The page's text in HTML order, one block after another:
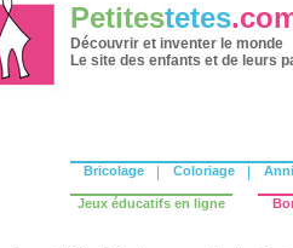
Petitestetes
Découvrir et inventer le monde
Le site des enfants et de leurs
Bricolage Coloriage
Jeux éducatifs en ligne